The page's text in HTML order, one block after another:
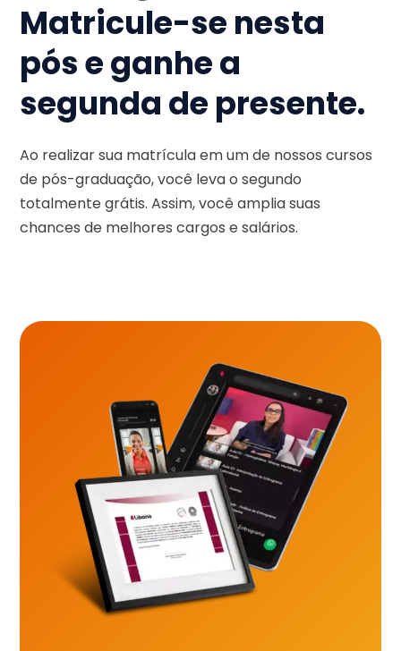
Matricule-se nesta
pós e ganhe a
segunda de presente.
Ao realizar sua matrícula em um de nossos cursos
de pós-graduação, você leva o segundo
totalmente grátis. Assim, você amplia suas
chances de melhores cargos e salários.